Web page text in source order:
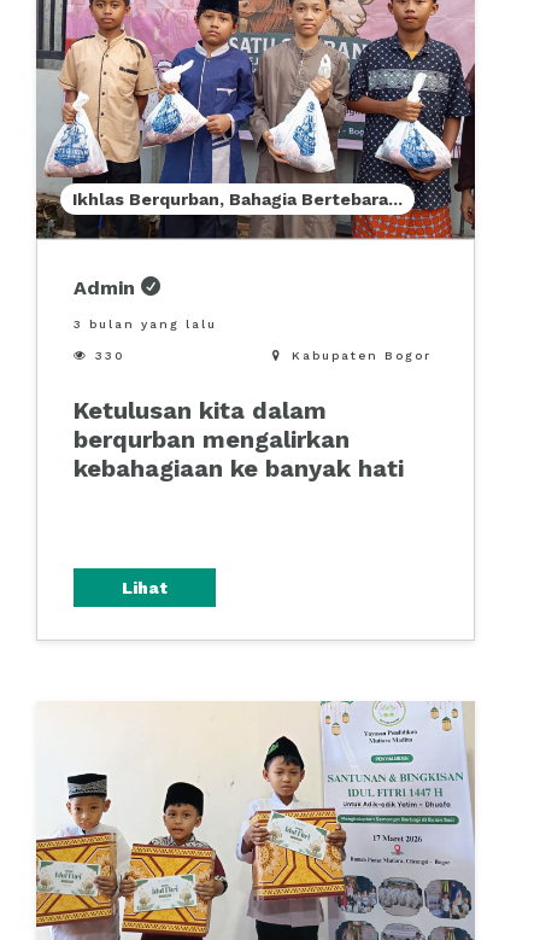
Ikhlas Berqurban, Bahagia Bertebara...
Admin
3 bulan yang lalu
 330  Kabupaten Bogor
Ketulusan kita dalam
berqurban mengalirkan
kebahagiaan ke banyak hati
Lihat